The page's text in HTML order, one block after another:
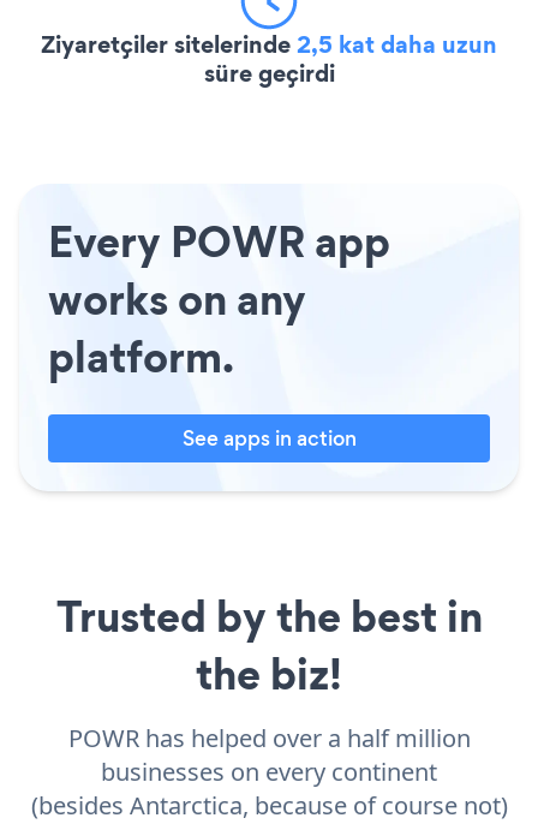
Ziyaretçiler sitelerinde2,5 kat daha uzun
süre geçirdi
Every POWR app
works on any
platform.
See apps in action
Trusted by the best in
the biz!
POWR has helped over a half million
businesses on every continent
(besides Antarctica, because of course not)